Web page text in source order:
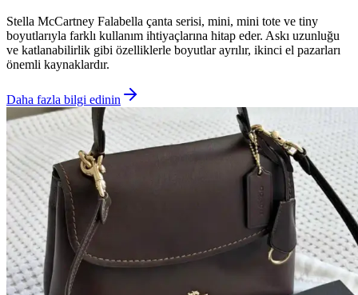
Stella McCartney Falabella çanta serisi, mini, mini tote ve tiny
boyutlarıyla farklı kullanım ihtiyaçlarına hitap eder. Askı uzunluğu
ve katlanabilirlik gibi özelliklerle boyutlar ayrılır, ikinci el pazarları
önemli kaynaklardır.
Daha fazla bilgi edinin